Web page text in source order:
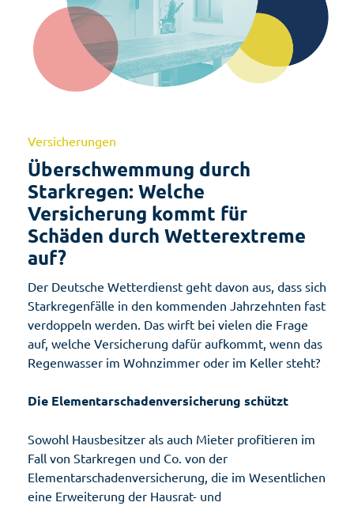
Versicherungen
Überschwemmung durch
Starkregen: Welche
Versicherung kommt für
Schäden durch Wetterextreme
auf?
Der Deutsche Wetterdienst geht davon aus, dass sich
Starkregenfälle in den kommenden Jahrzehnten fast
verdoppeln werden. Das wirft bei vielen die Frage
auf, welche Versicherung dafür aufkommt, wenn das
Regenwasser im Wohnzimmer oder im Keller steht?
Die Elementarschadenversicherung schützt
Sowohl Hausbesitzer als auch Mieter profitieren im
Fall von Starkregen und Co. von der
Elementarschadenversicherung, die im Wesentlichen
eine Erweiterung der Hausrat- und